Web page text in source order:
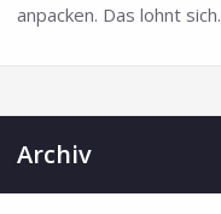
anpacken. Das lohnt sich.
Archiv